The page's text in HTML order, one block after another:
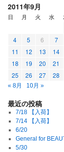
2011年9月
日 月 火 水
4
5 6 7
11
12 13 14
18
19 20 21
25
26 27 28
« 8月 10月 »
最近の投稿
7/18 【入荷】
7/14 【入荷】
6/20
General for
5/30